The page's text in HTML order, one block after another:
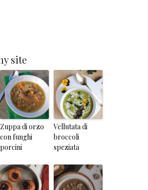
site
Zuppa di orzo
con funghi
porcini
Vellutata di
broccoli
speziata